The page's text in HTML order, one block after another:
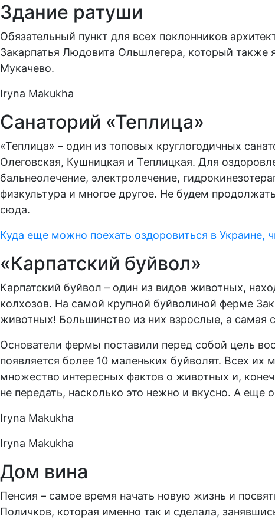
Здание ратуши
Обязательный пункт для всех поклонников
Закарпатья Людовита Ольшлегера, который также
Мукачево.
Iryna Makukha
Санаторий «Теплица»
«Теплица» – один из топовых круглогодичных
Олеговская, Кушницкая и Теплицкая. Для
бальнеолечение, электролечение,
физкультура и многое другое. Не будем
сюда.
Куда еще можно поехать оздоровиться в Украине,
«Карпатский буйвол»
Карпатский буйвол – один из видов животных,
колхозов. На самой крупной буйволиной ферме
животных! Большинство из них взрослые, а самая
Основатели фермы поставили перед собой цель
появляется более 10 маленьких буйволят. Всех
множество интересных фактов о животных и,
не передать, насколько это нежно и вкусно. А еще
Iryna Makukha
Iryna Makukha
Дом вина
Пенсия – самое время начать новую жизнь и
Поличков, которая именно так и сделала,